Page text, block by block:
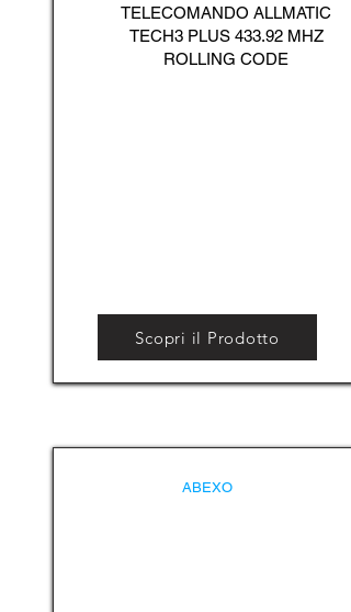
TELECOMANDO ALLMATIC
TECH3 PLUS 433.92 MHZ
ROLLING CODE
Scopri il Prodotto
ABEXO